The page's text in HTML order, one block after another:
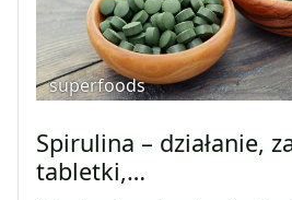
superfoods
Spirulina – działanie,
tabletki,…